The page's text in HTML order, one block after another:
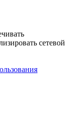
сетевой